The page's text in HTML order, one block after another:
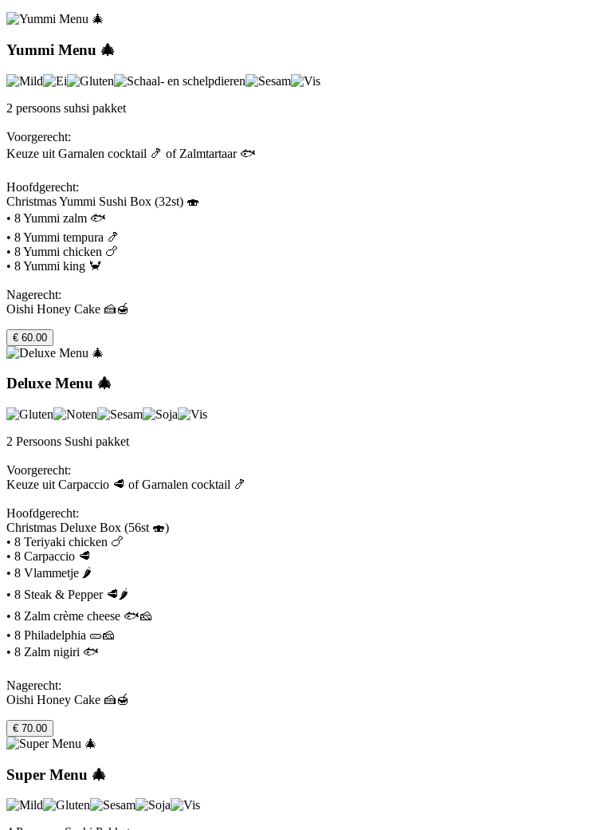
Yummi Menu 🎄
2 persoons suhsi pakket
Voorgerecht:
Keuze uit Garnalen cocktail 🍤 of Zalmtartaar 🐟
Hoofdgerecht:
Christmas Yummi Sushi Box (32st) 🍣
• 8 Yummi zalm 🐟
• 8 Yummi tempura 🍤
• 8 Yummi chicken 🍗
• 8 Yummi king 🦀
Nagerecht:
Oishi Honey Cake 🍰🍯
€ 60.00
Deluxe Menu 🎄
2 Persoons Sushi pakket
Voorgerecht:
Keuze uit Carpaccio 🥩 of Garnalen cocktail 🍤
Hoofdgerecht:
Christmas Deluxe Box (56st 🍣)
• 8 Teriyaki chicken 🍗
• 8 Carpaccio 🥩
• 8 Vlammetje 🌶️
• 8 Steak & Pepper 🥩🌶️
• 8 Zalm crème cheese 🐟🧀
• 8 Philadelphia 🥒🧀
• 8 Zalm nigiri 🐟
Nagerecht:
Oishi Honey Cake 🍰🍯
€ 70.00
Super Menu 🎄